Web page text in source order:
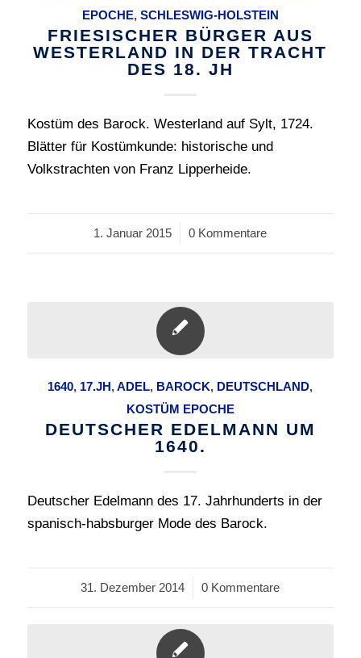
EPOCHE, SCHLESWIG-HOLSTEIN
FRIESISCHER BÜRGER AUS
WESTERLAND IN DER TRACHT
DES 18. JH
Kostüm des Barock. Westerland auf Sylt, 1724.
Blätter für Kostümkunde: historische und
Volkstrachten von Franz Lipperheide.
1. Januar 2015
/ 0 Kommentare
1640, 17.JH,ADEL, BAROCK, DEUTSCHLAND,
KOSTÜM EPOCHE
DEUTSCHER EDELMANN UM
1640.
Deutscher Edelmann des 17. Jahrhunderts in der
spanisch-habsburger Mode des Barock.
31. Dezember 2014
/ 0 Kommentare